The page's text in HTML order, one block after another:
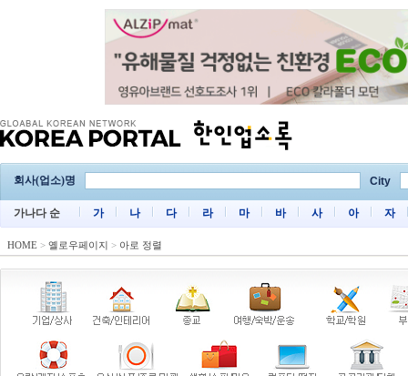
회사(업소)명 City
가나다 순 가 나 다 라 마 바 사 아 자
HOME > 옐로우페이지 > 아로 정렬